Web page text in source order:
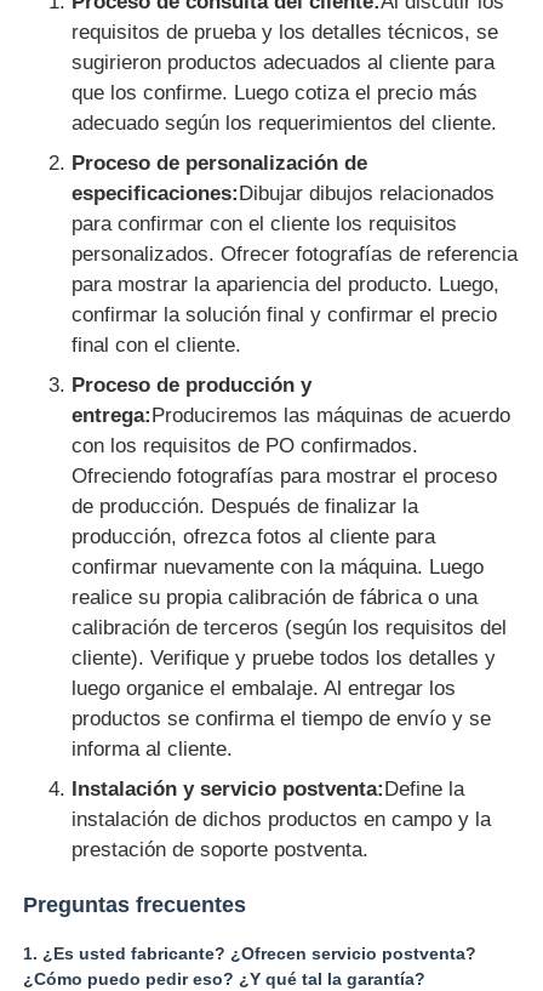
requisitos de prueba y los detalles técnicos, se
sugirieron productos adecuados al cliente para
que los confirme. Luego cotiza el precio más
adecuado según los requerimientos del cliente.
Proceso de personalización de
especificaciones: Dibujar dibujos relacionados
para confirmar con el cliente los requisitos
personalizados. Ofrecer fotografías de referencia
para mostrar la apariencia del producto. Luego,
confirmar la solución final y confirmar el precio
final con el cliente.
Proceso de producción y
entrega: Produciremos las máquinas de acuerdo
con los requisitos de PO confirmados.
Ofreciendo fotografías para mostrar el proceso
de producción. Después de finalizar la
producción, ofrezca fotos al cliente para
confirmar nuevamente con la máquina. Luego
realice su propia calibración de fábrica o una
calibración de terceros (según los requisitos del
cliente). Verifique y pruebe todos los detalles y
luego organice el embalaje. Al entregar los
productos se confirma el tiempo de envío y se
informa al cliente.
Instalación y servicio postventa: Define la
instalación de dichos productos en campo y la
prestación de soporte postventa.
Preguntas frecuentes
1. ¿Es usted fabricante? ¿Ofrecen servicio postventa?
¿Cómo puedo pedir eso? ¿Y qué tal la garantía?